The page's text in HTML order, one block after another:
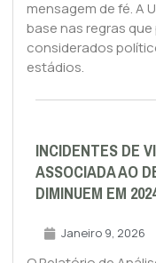
mensagem de fé. A
base nas regras
considerados
estádios.
INCIDENTES DE
ASSOCIADA AO
DIMINUEM EM
Janeiro 9, 2026